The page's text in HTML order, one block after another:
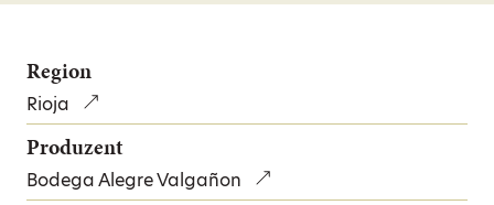
Region
Rioja
Produzent
Bodega Alegre Valgañon